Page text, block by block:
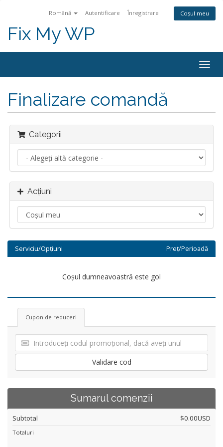
Română Autentificare Înregistrare Coșul meu
Fix My WP
Finalizare comandă
Categorii
Acțiuni
Serviciu/Opțiuni Preț/Perioadă
Coșul dumneavoastră este gol
Cupon de reduceri
Validare cod
Sumarul comenzii
Subtotal $0.00USD
Totaluri